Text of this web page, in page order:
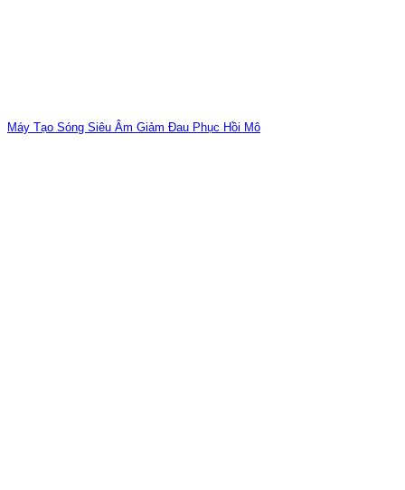
Máy Tạo Sóng Siêu Âm Giảm Đau Phục Hồi Mô